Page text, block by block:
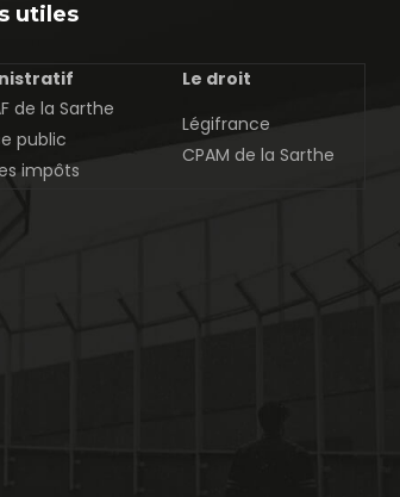
utiles
Le droit
de la Sarthe
public
impôts
Légifrance
CPAM de la Sarthe